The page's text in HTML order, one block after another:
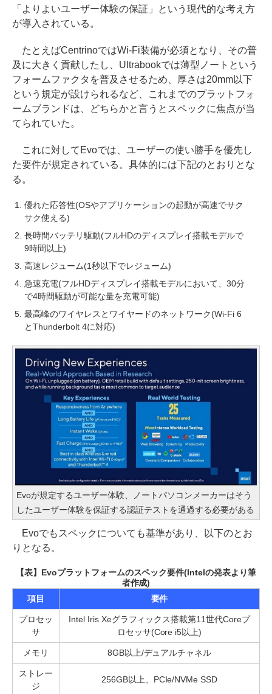
「よりよいユーザー体験の保証」という現代的な考え方
が導入されている。
たとえばCentrinoではWi-Fi装備が必須となり、その普
及に大きく貢献したし、Ultrabookでは薄型ノートという
フォームファクタを普及させるため、厚さは20mm以下
という規定が設けられるなど、これまでのプラットフォ
ームブランドは、どちらかと言うとスペックに焦点が当
てられていた。
これに対してEvoでは、ユーザーの使い勝手を優先し
た要件が規定されている。具体的には下記のとおりとな
る。
優れた応答性(OSやアプリケーションの起動が高速でサク
サク使える)
長時間バッテリ駆動(フルHDのディスプレイ搭載モデルで
9時間以上)
高速レジューム(1秒以下でレジューム)
急速充電(フルHDディスプレイ搭載モデルにおいて、30分
で4時間駆動が可能な量を充電可能)
最高峰のワイヤレスとワイヤードのネットワーク(Wi-Fi 6
とThunderbolt 4に対応)
Evoが規定するユーザー体験、ノートパソコンメーカーはそう
したユーザー体験を保証する認証テストを通過する必要がある
Evoでもスペックについても基準があり、以下のとお
りとなる。
【表】Evoプラットフォームのスペック要件(Intelの発表より筆
者作成)
項目
要件
プロセッ
サ
Intel Iris Xeグラフィックス搭載第11世代Coreプ
ロセッサ(Core i5以上)
メモリ 8GB以上/デュアルチャネル
ストレー
ジ
256GB以上、PCIe/NVMe SSD